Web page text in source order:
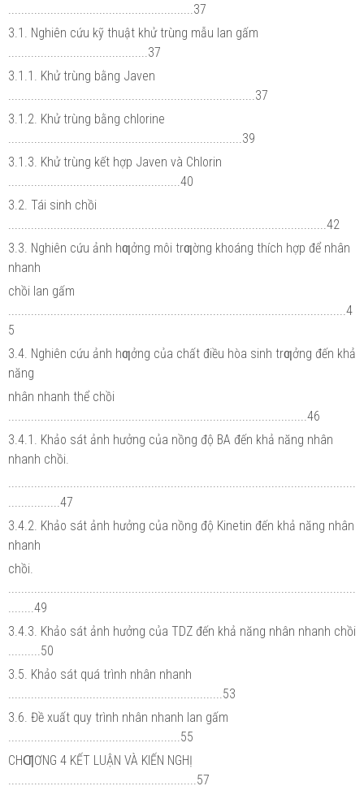
.........................................................37
3.1. Nghiên cứu kỹ thuật khử trùng mẫu lan gấm
...........................................37
3.1.1. Khử trùng bằng Javen
............................................................................37
3.1.2. Khử trùng bằng chlorine
........................................................................39
3.1.3. Khử trùng kết hợp Javen và Chlorin
.....................................................40
3.2. Tái sinh chồi
..................................................................................................42
3.3. Nghiên cứu ảnh hƣởng môi trƣờng khoáng thích hợp để nhân
nhanh
chồi lan gấm
........................................................................................................4
5
3.4. Nghiên cứu ảnh hƣởng của chất điều hòa sinh trƣởng đến khả
năng
nhân nhanh thể chồi
............................................................................................46
3.4.1. Khảo sát ảnh hưởng của nồng độ BA đến khả năng nhân
nhanh chồi.
................47
3.4.2. Khảo sát ảnh hưởng của nồng độ Kinetin đến khả năng nhân
nhanh
chồi.
........49
3.4.3. Khảo sát ảnh hưởng của TDZ đến khả năng nhân nhanh chồi
..........50
3.5. Khảo sát quá trình nhân nhanh
..................................................................53
3.6. Đề xuất quy trình nhân nhanh lan gấm
.....................................................55
CHƢƠNG 4 KẾT LUẬN VÀ KIẾN NGHỊ
..........................................................57